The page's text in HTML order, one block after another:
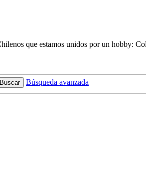
que estamos unidos por un hobby:
Buscar Búsqueda avanzada